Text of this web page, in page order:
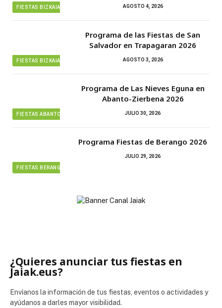
FIESTAS BIZKAIA AGOSTO 4, 2026
FIESTAS BIZKAIA
Programa de las Fiestas de San
Salvador en Trapagaran 2026
AGOSTO 3, 2026
FIESTAS ABANTO ZIERBENA
Programa de Las Nieves Eguna en
Abanto-Zierbena 2026
JULIO 30, 2026
FIESTAS BERANGO
Programa Fiestas de Berango 2026
JULIO 29, 2026
¿Quieres anunciar tus fiestas en
Jaiak.eus?
Envíanos la información de tus fiestas, eventos o actividades y
ayúdanos a darles mayor visibilidad.